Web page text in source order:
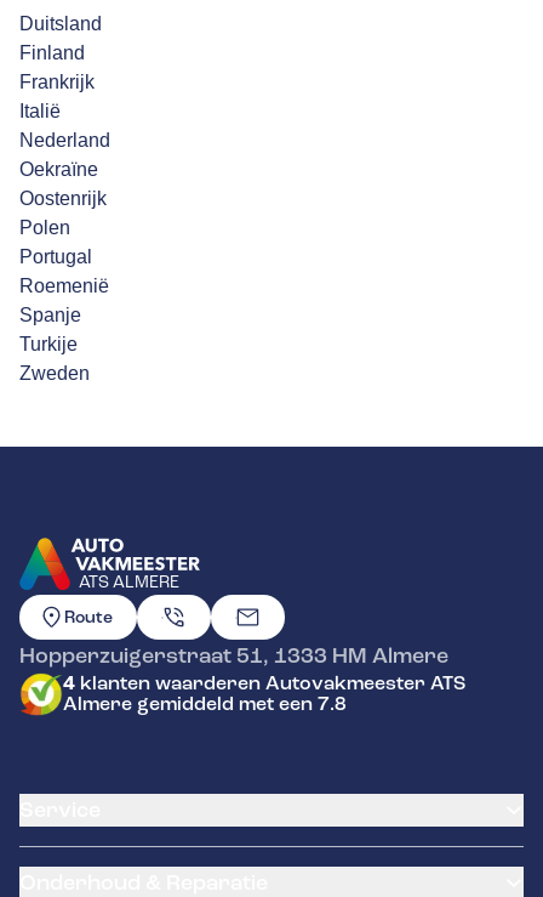
Duitsland
Finland
Frankrijk
Italië
Nederland
Oekraïne
Oostenrijk
Polen
Portugal
Roemenië
Spanje
Turkije
Zweden
ATS ALMERE
GA NAAR DE HOMEPAGINA
Route
Hopperzuigerstraat 51, 1333 HM Almere
4 klanten waarderen Autovakmeester ATS
Almere gemiddeld met een 7.8